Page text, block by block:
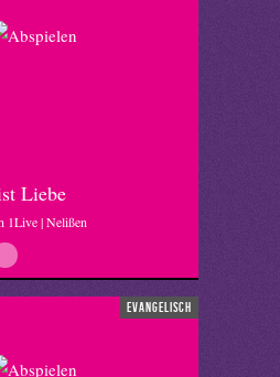
Liebe
1Live | Nelißen
evangelisch